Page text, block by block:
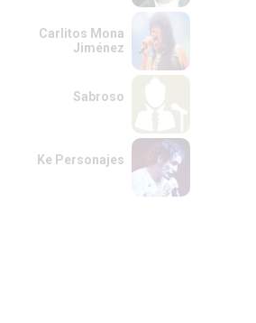
Carlitos Mona
Jiménez
Sabroso
Ke Personajes